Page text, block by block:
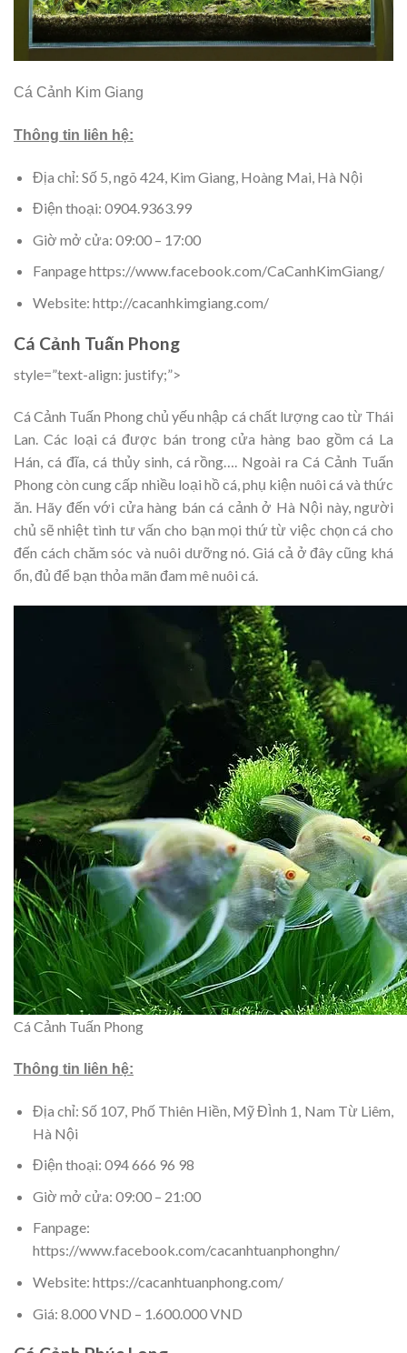
Cá Cảnh Kim Giang
Thông tin liên hệ:
Địa chỉ: Số 5, ngõ 424, Kim Giang, Hoàng Mai, Hà Nội
Điện thoại: 0904.9363.99
Giờ mở cửa: 09:00 – 17:00
Fanpage https://www.facebook.com/CaCanhKimGiang/
Website: http://cacanhkimgiang.com/
Cá Cảnh Tuấn Phong
style=”text-align: justify;”>
Cá Cảnh Tuấn Phong chủ yếu nhập cá chất lượng cao từ Thái
Lan. Các loại cá được bán trong cửa hàng bao gồm cá La
Hán, cá đĩa, cá thủy sinh, cá rồng…. Ngoài ra Cá Cảnh Tuấn
Phong còn cung cấp nhiều loại hồ cá, phụ kiện nuôi cá và thức
ăn. Hãy đến với cửa hàng bán cá cảnh ở Hà Nội này, người
chủ sẽ nhiệt tình tư vấn cho bạn mọi thứ từ việc chọn cá cho
đến cách chăm sóc và nuôi dưỡng nó. Giá cả ở đây cũng khá
ổn, đủ để bạn thỏa mãn đam mê nuôi cá.
Cá Cảnh Tuấn Phong
Thông tin liên hệ:
Địa chỉ: Số 107, Phố Thiên Hiền, Mỹ ĐÌnh 1, Nam Từ Liêm,
Hà Nội
Điện thoại: 094 666 96 98
Giờ mở cửa: 09:00 – 21:00
Fanpage:
https://www.facebook.com/cacanhtuanphonghn/
Website: https://cacanhtuanphong.com/
Giá: 8.000 VND – 1.600.000 VND